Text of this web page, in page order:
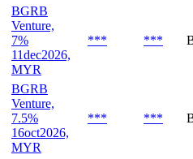
BGRB
Venture,
7%
11dec2026,
MYR
*** ***
BGRB
Venture,
7.5%
16oct2026,
MYR
*** ***